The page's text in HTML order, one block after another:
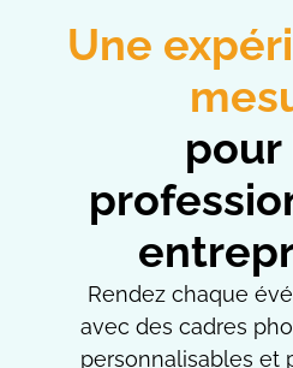
Une
pour
Rendez chaque
avec des cadres
personnalisables et